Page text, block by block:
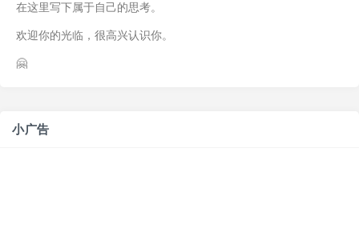
在这里写下属于自己的思考。
欢迎你的光临，很高兴认识你。
🤗
小广告